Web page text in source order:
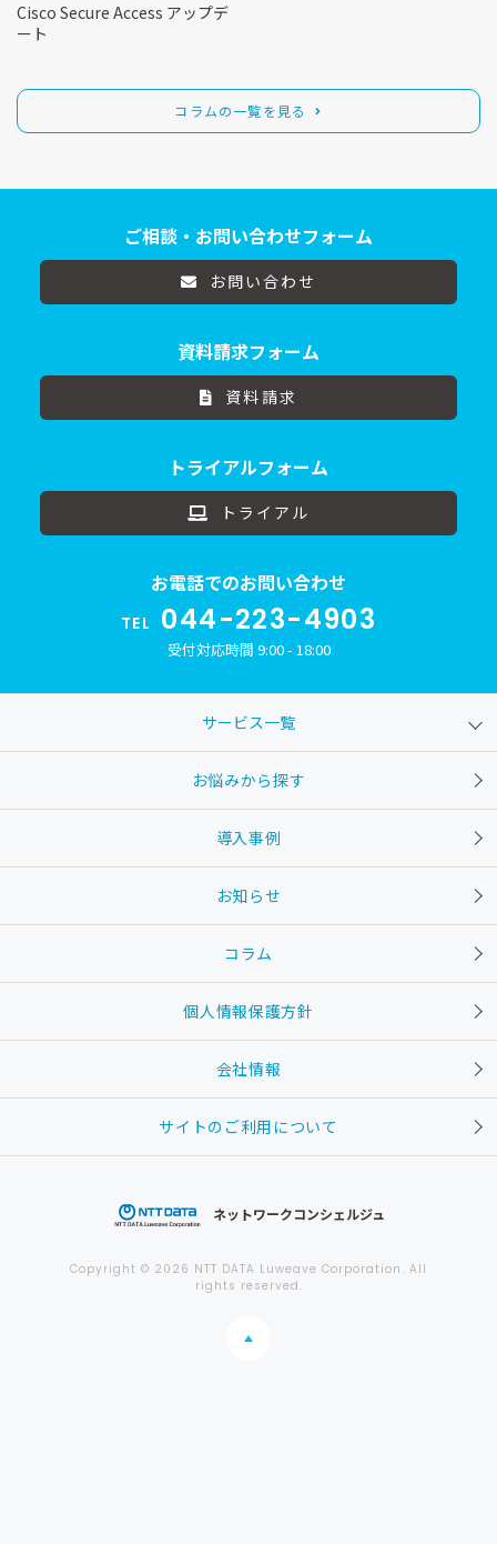
Cisco Secure Access アップデ
ート
コラムの一覧を見る
ご相談・お問い合わせフォーム
お問い合わせ
資料請求フォーム
資料請求
トライアルフォーム
トライアル
お電話でのお問い合わせ
TEL 044-223-4903
受付対応時間 9:00 - 18:00
サービス一覧
お悩みから探す
導入事例
お知らせ
コラム
個人情報保護方針
会社情報
サイトのご利用について
ネットワークコンシェルジュ
Copyright © 2026 NTT DATA Luweave Corporation. All
rights reserved.